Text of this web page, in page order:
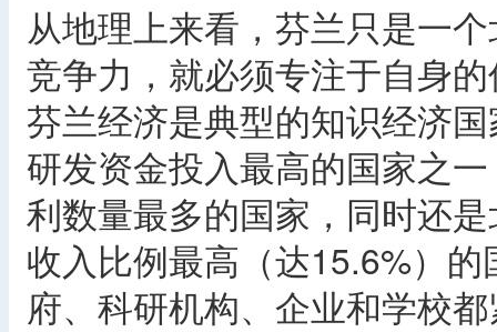
从地理上来看，芬兰只是一
竞争力，就必须专注于自身
芬兰经济是典型的知识经济
研发资金投入最高的国家之
利数量最多的国家，同时还
收入比例最高（达15.6%）
府、科研机构、企业和学校